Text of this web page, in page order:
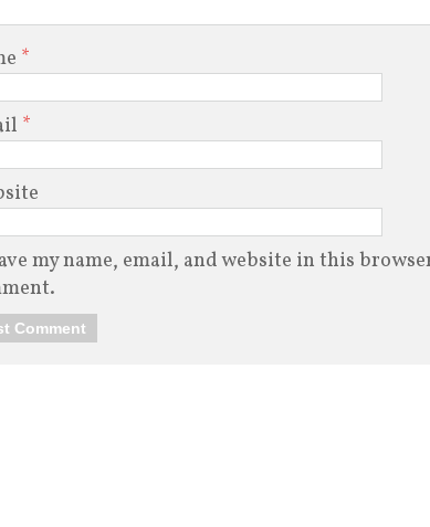
*
*
my name, email, and website in this